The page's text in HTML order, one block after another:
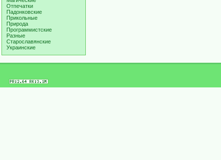
Отпечатки
Падонковские
Прикольные
Природа
Программистские
Разные
Старославянские
Украинские